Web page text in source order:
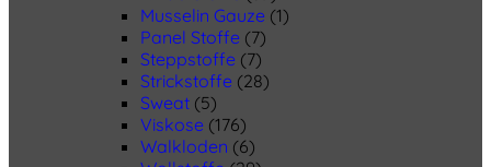
Musselin Gauze (1)
Panel Stoffe (7)
Steppstoffe (7)
Strickstoffe (28)
Sweat (5)
Viskose (176)
Walkloden (6)